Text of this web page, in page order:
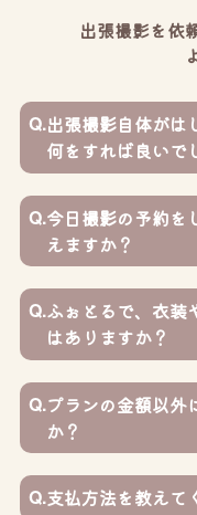
出張撮影を依
Q.出張撮影自体がは
何をすれば良いで
Q.今日撮影の予約を
えますか？
Q.ふぉとるで、衣装
はありますか？
Q.プランの金額以外
か？
Q.支払方法を教えて